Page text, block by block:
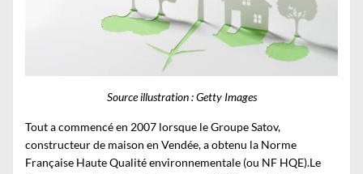
Source illustration : Getty Images
Tout a commencé en 2007 lorsque leGroupe Satov,
constructeur de maison en Vendée, a obtenu la Norme
Française Haute Qualité environnementale (ou NF HQE).Le